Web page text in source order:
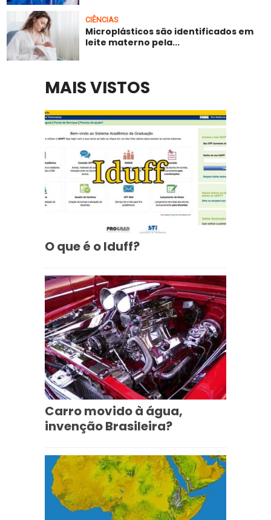
CIÊNCIAS
Microplásticos são identificados em
leite materno pela...
MAIS VISTOS
O que é o Iduff?
Carro movido à água,
invenção Brasileira?